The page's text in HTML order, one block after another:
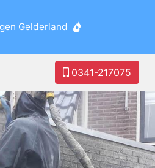
Gelderland
0341-217075